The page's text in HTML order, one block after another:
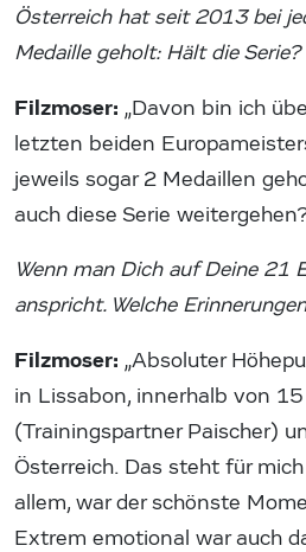
Österreich hat seit 2013 bei
Medaille geholt: Hält die Serie?
Filzmoser: „Davon bin ich
letzten beiden
jeweils sogar 2 Medaillen
auch diese Serie
Wenn man Dich auf Deine 21
anspricht. Welche
Filzmoser: „Absoluter
in Lissabon, innerhalb von
(Trainingspartner Paischer)
Österreich. Das steht für
allem, war der schönste
Extrem emotional war auch